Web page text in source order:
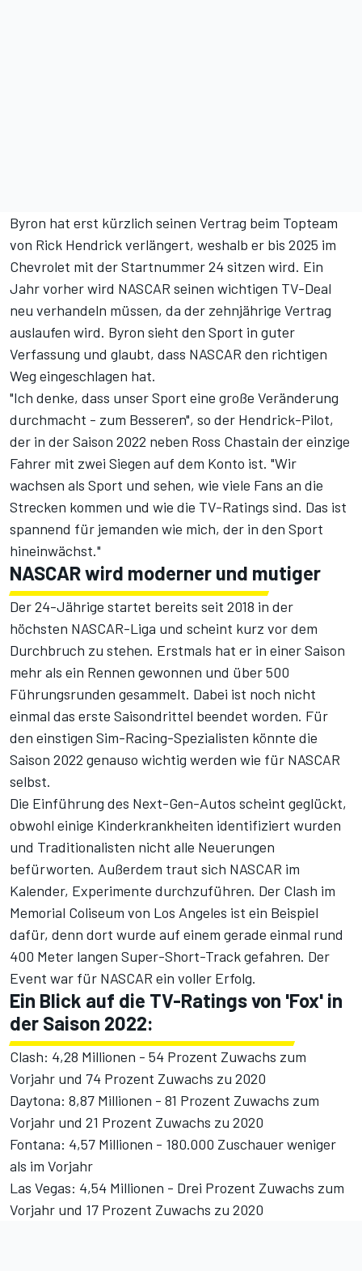
Byron hat erst kürzlich seinen Vertrag beim Topteam
von Rick Hendrick verlängert, weshalb er bis 2025 im
Chevrolet mit der Startnummer 24 sitzen wird. Ein
Jahr vorher wird NASCAR seinen wichtigen TV-Deal
neu verhandeln müssen, da der zehnjährige Vertrag
auslaufen wird. Byron sieht den Sport in guter
Verfassung und glaubt, dass NASCAR den richtigen
Weg eingeschlagen hat.
"Ich denke, dass unser Sport eine große Veränderung
durchmacht - zum Besseren", so der Hendrick-Pilot,
der in der Saison 2022 neben Ross Chastain der einzige
Fahrer mit zwei Siegen auf dem Konto ist. "Wir
wachsen als Sport und sehen, wie viele Fans an die
Strecken kommen und wie die TV-Ratings sind. Das ist
spannend für jemanden wie mich, der in den Sport
hineinwächst."
NASCAR wird moderner und mutiger
Der 24-Jährige startet bereits seit 2018 in der
höchsten NASCAR-Liga und scheint kurz vor dem
Durchbruch zu stehen. Erstmals hat er in einer Saison
mehr als ein Rennen gewonnen und über 500
Führungsrunden gesammelt. Dabei ist noch nicht
einmal das erste Saisondrittel beendet worden. Für
den einstigen Sim-Racing-Spezialisten könnte die
Saison 2022 genauso wichtig werden wie für NASCAR
selbst.
Die Einführung des Next-Gen-Autos scheint geglückt,
obwohl einige Kinderkrankheiten identifiziert wurden
und Traditionalisten nicht alle Neuerungen
befürworten. Außerdem traut sich NASCAR im
Kalender, Experimente durchzuführen. Der Clash im
Memorial Coliseum von Los Angeles ist ein Beispiel
dafür, denn dort wurde auf einem gerade einmal rund
400 Meter langen Super-Short-Track gefahren. Der
Event war für NASCAR ein voller Erfolg.
Ein Blick auf die TV-Ratings von 'Fox' in
der Saison 2022:
Clash: 4,28 Millionen - 54 Prozent Zuwachs zum
Vorjahr und 74 Prozent Zuwachs zu 2020
Daytona: 8,87 Millionen - 81 Prozent Zuwachs zum
Vorjahr und 21 Prozent Zuwachs zu 2020
Fontana: 4,57 Millionen - 180.000 Zuschauer weniger
als im Vorjahr
Las Vegas: 4,54 Millionen - Drei Prozent Zuwachs zum
Vorjahr und 17 Prozent Zuwachs zu 2020